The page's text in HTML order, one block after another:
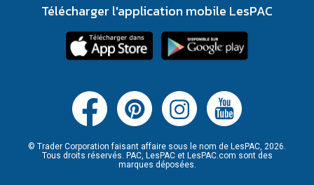
Télécharger l'application mobile LesPAC
© Trader Corporation faisant affaire sous le nom de LesPAC, 2026.
Tous droits réservés. PAC, LesPAC et LesPAC.com sont des
marques déposées.